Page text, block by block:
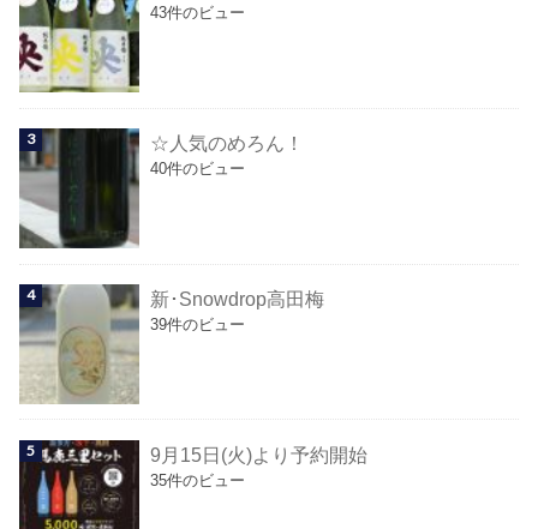
43件のビュー
☆人気のめろん！
40件のビュー
新･Snowdrop高田梅
39件のビュー
9月15日(火)より予約開始
35件のビュー